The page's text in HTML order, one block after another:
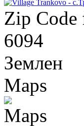
Zip Code
6094
Землен
Maps